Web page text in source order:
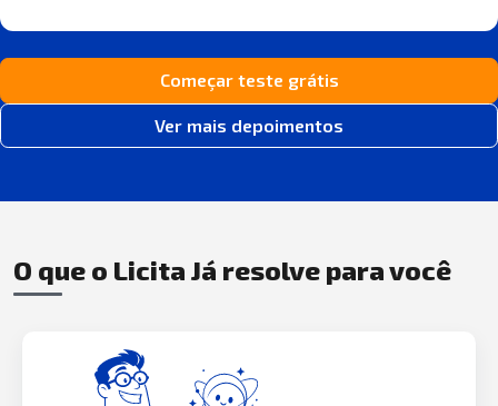
Começar teste grátis
Ver mais depoimentos
O que o Licita Já resolve para você